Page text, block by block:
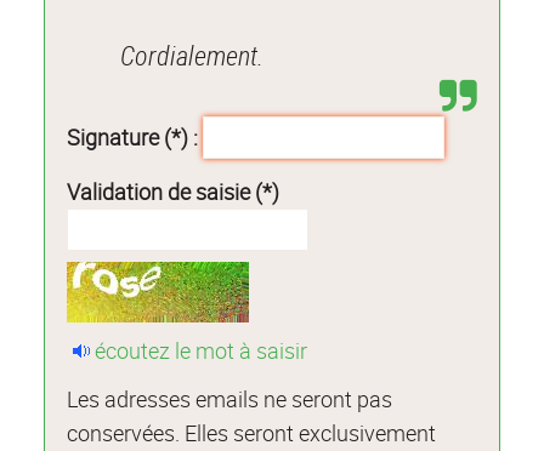
Cordialement.
Signature (*) :
Validation de saisie (*)
écoutez le mot à saisir
Les adresses emails ne seront pas
conservées. Elles seront exclusivement